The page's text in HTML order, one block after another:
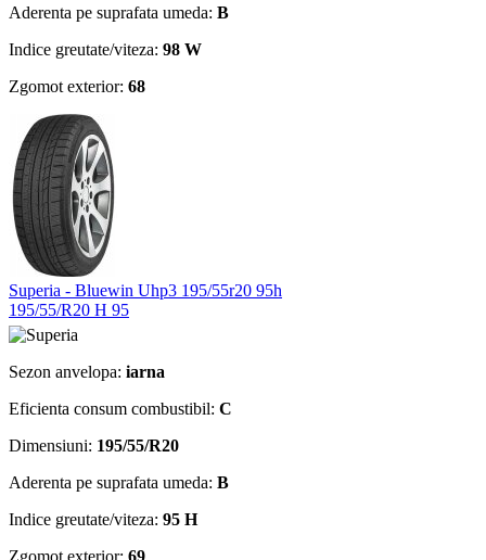
Aderenta pe suprafata umeda: B
Indice greutate/viteza: 98 W
Zgomot exterior: 68
Superia - Bluewin Uhp3 195/55r20 95h
195/55/R20 H 95
Sezon anvelopa: iarna
Eficienta consum combustibil: C
Dimensiuni: 195/55/R20
Aderenta pe suprafata umeda: B
Indice greutate/viteza: 95 H
Zgomot exterior: 69